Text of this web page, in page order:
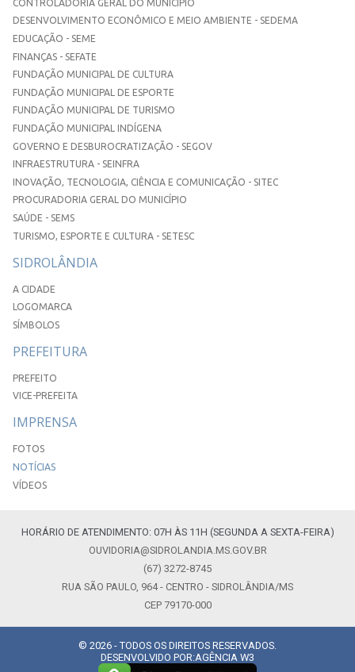
CONTROLADORIA GERAL DO MUNICÍPIO
DESENVOLVIMENTO ECONÔMICO E MEIO AMBIENTE - SEDEMA
EDUCAÇÃO - SEME
FINANÇAS - SEFATE
FUNDAÇÃO MUNICIPAL DE CULTURA
FUNDAÇÃO MUNICIPAL DE ESPORTE
FUNDAÇÃO MUNICIPAL DE TURISMO
FUNDAÇÃO MUNICIPAL INDÍGENA
GOVERNO E DESBUROCRATIZAÇÃO - SEGOV
INFRAESTRUTURA - SEINFRA
INOVAÇÃO, TECNOLOGIA, CIÊNCIA E COMUNICAÇÃO - SITEC
PROCURADORIA GERAL DO MUNICÍPIO
SAÚDE - SEMS
TURISMO, ESPORTE E CULTURA - SETESC
SIDROLÂNDIA
A CIDADE
LOGOMARCA
SÍMBOLOS
PREFEITURA
PREFEITO
VICE-PREFEITA
IMPRENSA
FOTOS
NOTÍCIAS
VÍDEOS
HORÁRIO DE ATENDIMENTO: 07H ÀS 11H (SEGUNDA A SEXTA-FEIRA)
OUVIDORIA@SIDROLANDIA.MS.GOV.BR
(67) 3272-8745
RUA SÃO PAULO, 964 - CENTRO - SIDROLÂNDIA/MS
CEP 79170-000
© 2026 - TODOS OS DIREITOS RESERVADOS.
DESENVOLVIDO POR:AGÊNCIA W3